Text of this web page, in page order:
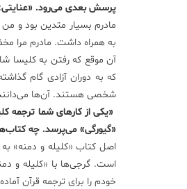
پرسش بعدی می‌رود. «عنایتی»
مادرم بسیار متدین بود و
به همراه داشت. مادرم مرا
آن موقع که رفتن به کلیسا
که به دوران آزادی گام
شخصی هستند. آن‌ها می‌دانند
«یکی از کارهای شما ترجمه
«گیورگی» می‌پرسد. چه
اصل کتاب «کلیله و دمنه»
است. گرجی‌ها با «کلیله و
خودم را برای ترجمه قرآن